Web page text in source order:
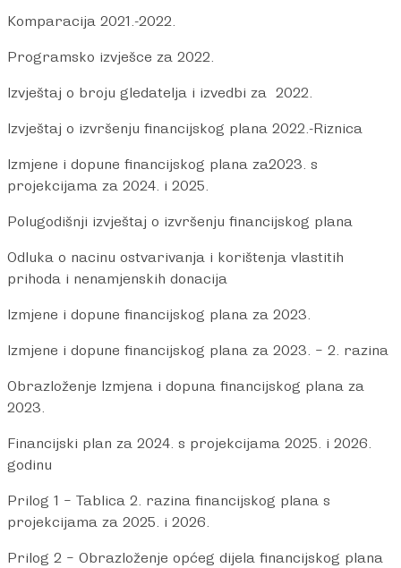
Komparacija 2021.-2022.
Programsko izvješce za 2022.
Izvještaj o broju gledatelja i izvedbi za 2022.
Izvještaj o izvršenju financijskog plana 2022.-Riznica
Izmjene i dopune financijskog plana za2023. s
projekcijama za 2024. i 2025.
Polugodišnji izvještaj o izvršenju financijskog plana
Odluka o nacinu ostvarivanja i korištenja vlastitih
prihoda i nenamjenskih donacija
Izmjene i dopune financijskog plana za 2023.
Izmjene i dopune financijskog plana za 2023. – 2. razina
Obrazloženje Izmjena i dopuna financijskog plana za
2023.
Financijski plan za 2024. s projekcijama 2025. i 2026.
godinu
Prilog 1 – Tablica 2. razina financijskog plana s
projekcijama za 2025. i 2026.
Prilog 2 – Obrazloženje općeg dijela financijskog plana